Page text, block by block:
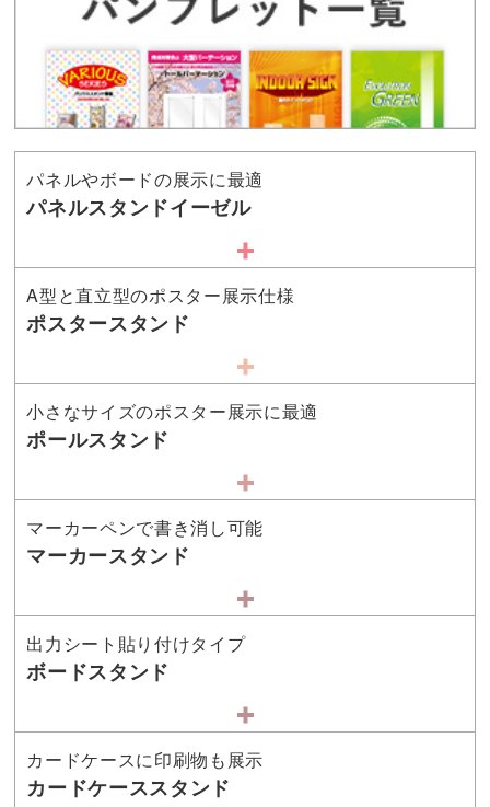
パネルやボードの展示に最適
パネルスタンドイーゼル
A型と直立型のポスター展示仕様
ポスタースタンド
小さなサイズのポスター展示に最適
ポールスタンド
マーカーペンで書き消し可能
マーカースタンド
出力シート貼り付けタイプ
ボードスタンド
カードケースに印刷物も展示
カードケーススタンド